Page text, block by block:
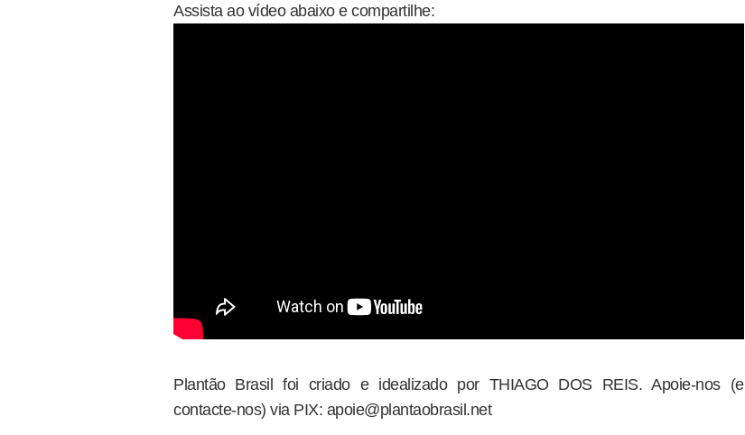
Assista ao vídeo abaixo e compartilhe:
Plantão Brasil foi criado e idealizado por THIAGO DOS REIS. Apoie-nos (e
contacte-nos) via PIX: apoie@plantaobrasil.net